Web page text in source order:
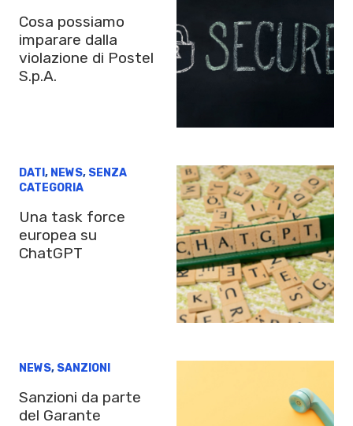
Cosa possiamo
imparare dalla
violazione di Postel
S.p.A.
DATI , NEWS, SENZA
CATEGORIA
Una task force
europea su
ChatGPT
NEWS, SANZIONI
Sanzioni da parte
del Garante